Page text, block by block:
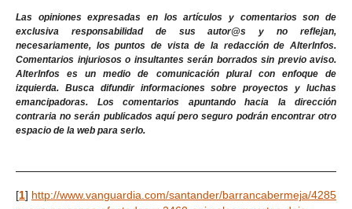
Las opiniones expresadas en los artículos y comentarios son de
exclusiva responsabilidad de sus autor@s y no reflejan,
necesariamente, los puntos de vista de la redacción de AlterInfos.
Comentarios injuriosos o insultantes serán borrados sin previo aviso.
AlterInfos es un medio de comunicación plural con enfoque de
izquierda. Busca difundir informaciones sobre proyectos y luchas
emancipadoras. Los comentarios apuntando hacia la dirección
contraria no serán publicados aquí pero seguro podrán encontrar otro
espacio de la web para serlo.
[1] http://www.vanguardia.com/santander/barrancabermeja/428554-